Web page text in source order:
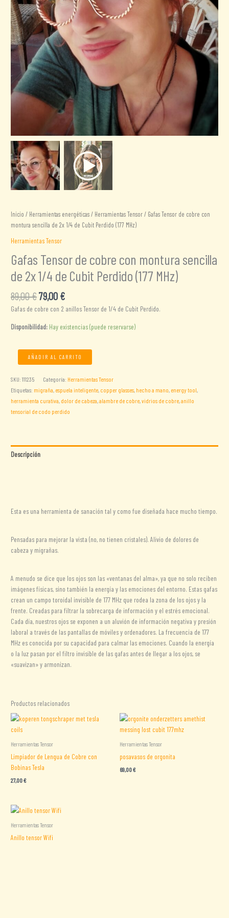
Inicio / Herramientas energéticas/ Herramientas Tensor/ Gafas Tensor de cobre con
montura sencilla de 2x 1/4 de Cubit Perdido (177 MHz)
Herramientas Tensor
Gafas Tensor de cobre con montura sencilla
de 2x 1/4 de Cubit Perdido (177 MHz)
89,00€El
precio
era:
79,00 €El
precio
es:
Gafas de cobre con 2 anillos Tensor de 1/4 de Cubit Perdido.
Disponibilidad: Hay existencias (puede reservarse)
Tensor
de
cobre
con
montura
1/4
cantidad
AÑADIR AL CARRITO
SKU:111235 Categoría: Herramientas Tensor
Etiquetas: migraña, espuela inteligente, copper glasses, hecho a mano, energy tool,
herramienta curativa, dolor de cabeza,alambre de cobre,vidrios de cobre,anillo
tensorial de codo perdido
Descripción
Esta es una herramienta de sanación tal y como fue diseñada hace mucho tiempo.
Pensadas para mejorar la vista (no, no tienen cristales). Alivio de dolores de
cabeza y migrañas.
A menudo se dice que los ojos son las «ventanas del alma», ya que no solo reciben
imágenes físicas, sino también la energía y las emociones del entorno. Estas gafas
crean un campo toroidal invisible de 177 MHz que rodea la zona de los ojos y la
frente. Creadas para filtrar la sobrecarga de información y el estrés emocional.
Cada día, nuestros ojos se exponen a un aluvión de información negativa y presión
laboral a través de las pantallas de móviles y ordenadores. La frecuencia de 177
MHz es conocida por su capacidad para calmar las emociones. Cuando la energía
o la luz pasan por el filtro invisible de las gafas antes de llegar a los ojos, se
«suavizan» y armonizan.
Productos relacionados
Herramientas Tensor
Limpiador de Lengua de Cobre con
Bobinas Tesla
27,00€
Herramientas Tensor
posavasos de orgonita
69,00€
Herramientas Tensor
Anillo tensor Wifi